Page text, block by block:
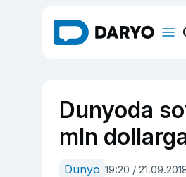
Dunyoda
mln
Dunyo 19:20 /